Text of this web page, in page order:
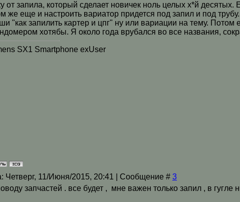
от запила, который сделает новичек ноль целых х*й
же еще и настроить вариатор придется под запил и под
"как запилить картер и цпг" ну или вариации на тему.
хотябы. Я около года врубался во все названия,
SX1 Smartphone exUser
Четверг, 11/Июня/2015, 20:41 | Сообщение # 3
запчастей . все будет , мне важен только запил , в гугле